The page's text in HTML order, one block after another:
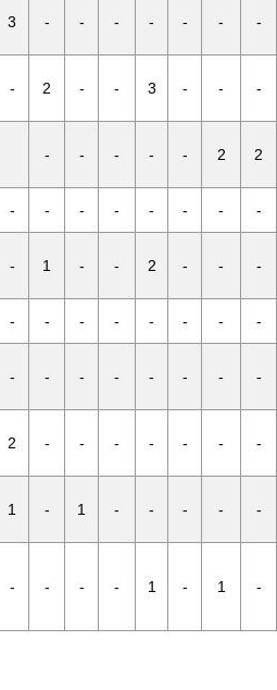
3 - - - - - - -
- 2 - - 3 - - -
- - - - - 2 2
- - - - - - - -
- 1 - - 2 - - -
- - - - - - - -
- - - - - - - -
2 - - - - - - -
1 - 1 - - - - -
- - - - 1 - 1 -